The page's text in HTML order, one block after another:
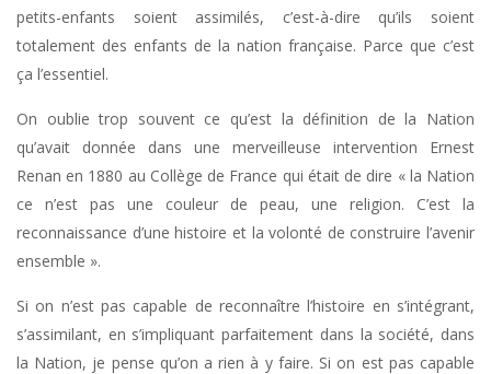
petits-enfants soient assimilés, c’est-à-dire qu’ils soient
totalement des enfants de la nation française. Parce que c’est
ça l’essentiel.
On oublie trop souvent ce qu’est la définition de la Nation
qu’avait donnée dans une merveilleuse intervention Ernest
Renan en 1880 au Collège de France qui était de dire « la Nation
ce n’est pas une couleur de peau, une religion. C’est la
reconnaissance d’une histoire et la volonté de construire l’avenir
ensemble ».
Si on n’est pas capable de reconnaître l’histoire en s’intégrant,
s’assimilant, en s’impliquant parfaitement dans la société, dans
la Nation, je pense qu’on a rien à y faire. Si on est pas capable